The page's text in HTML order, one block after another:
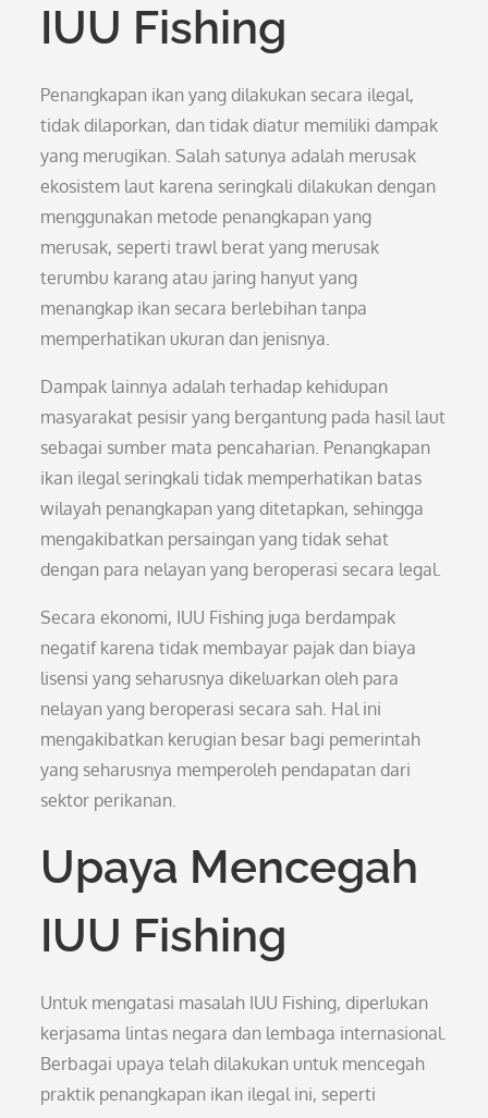
IUU Fishing
Penangkapan ikan yang dilakukan secara ilegal,
tidak dilaporkan, dan tidak diatur memiliki dampak
yang merugikan. Salah satunya adalah merusak
ekosistem laut karena seringkali dilakukan dengan
menggunakan metode penangkapan yang
merusak, seperti trawl berat yang merusak
terumbu karang atau jaring hanyut yang
menangkap ikan secara berlebihan tanpa
memperhatikan ukuran dan jenisnya.
Dampak lainnya adalah terhadap kehidupan
masyarakat pesisir yang bergantung pada hasil laut
sebagai sumber mata pencaharian. Penangkapan
ikan ilegal seringkali tidak memperhatikan batas
wilayah penangkapan yang ditetapkan, sehingga
mengakibatkan persaingan yang tidak sehat
dengan para nelayan yang beroperasi secara legal.
Secara ekonomi, IUU Fishing juga berdampak
negatif karena tidak membayar pajak dan biaya
lisensi yang seharusnya dikeluarkan oleh para
nelayan yang beroperasi secara sah. Hal ini
mengakibatkan kerugian besar bagi pemerintah
yang seharusnya memperoleh pendapatan dari
sektor perikanan.
Upaya Mencegah
IUU Fishing
Untuk mengatasi masalah IUU Fishing, diperlukan
kerjasama lintas negara dan lembaga internasional.
Berbagai upaya telah dilakukan untuk mencegah
praktik penangkapan ikan ilegal ini, seperti